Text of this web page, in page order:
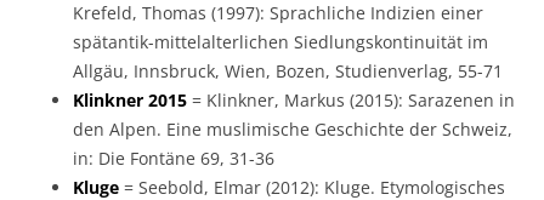
Krefeld, Thomas (1997): Sprachliche Indizien einer
spätantik-mittelalterlichen Siedlungskontinuität im
Allgäu, Innsbruck, Wien, Bozen, Studienverlag, 55-71
Klinkner 2015 = Klinkner, Markus (2015): Sarazenen in
den Alpen. Eine muslimische Geschichte der Schweiz,
in: Die Fontäne 69, 31-36
Kluge = Seebold, Elmar (2012): Kluge. Etymologisches